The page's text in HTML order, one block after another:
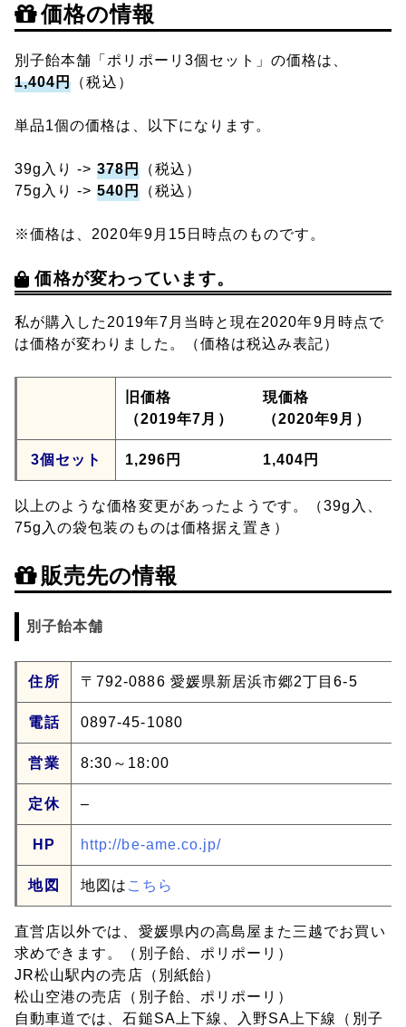
価格の情報
別子飴本舗「ポリポーリ3個セット」の価格は、
1,404円 （税込）
単品1個の価格は、以下になります。
39g入り -> 378円（税込）
75g入り -> 540円（税込）
※価格は、2020年9月15日時点のものです。
価格が変わっています。
私が購入した2019年7月当時と現在2020年9月時点で
は価格が変わりました。（価格は税込み表記）
旧価格
（2019年7月）
現価格
（2020年9月）
3個セット 1,296円 1,404円
以上のような価格変更があったようです。（39g入、
75g入の袋包装のものは価格据え置き）
販売先の情報
別子飴本舗
住所 〒792-0886 愛媛県新居浜市郷2丁目6-5
電話 0897-45-1080
営業 8:30～18:00
定休 –
HP http://be-ame.co.jp/
地図 地図は こちら
直営店以外では、愛媛県内の高島屋また三越でお買い
求めできます。（別子飴、ポリポーリ）
JR松山駅内の売店（別紙飴）
松山空港の売店（別子飴、ポリポーリ）
自動車道では、石鎚SA上下線、入野SA上下線（別子